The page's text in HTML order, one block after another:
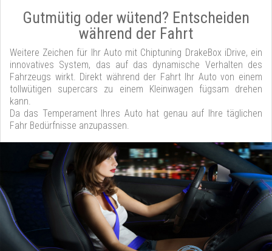
Gutmütig oder wütend? Entscheiden
während der Fahrt
Weitere Zeichen für Ihr Auto mit Chiptuning DrakeBox iDrive, ein
innovatives System, das auf das dynamische Verhalten des
Fahrzeugs wirkt. Direkt während der Fahrt Ihr Auto von einem
tollwütigen supercars zu einem Kleinwagen fügsam drehen
kann.
Da das Temperament Ihres Auto hat genau auf Ihre täglichen
Fahr Bedürfnisse anzupassen.